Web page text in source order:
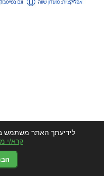
לידיעתך האתר משתמש
קרא/י